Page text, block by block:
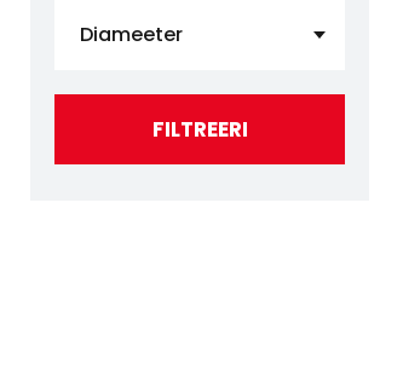
Diameeter
FILTREERI